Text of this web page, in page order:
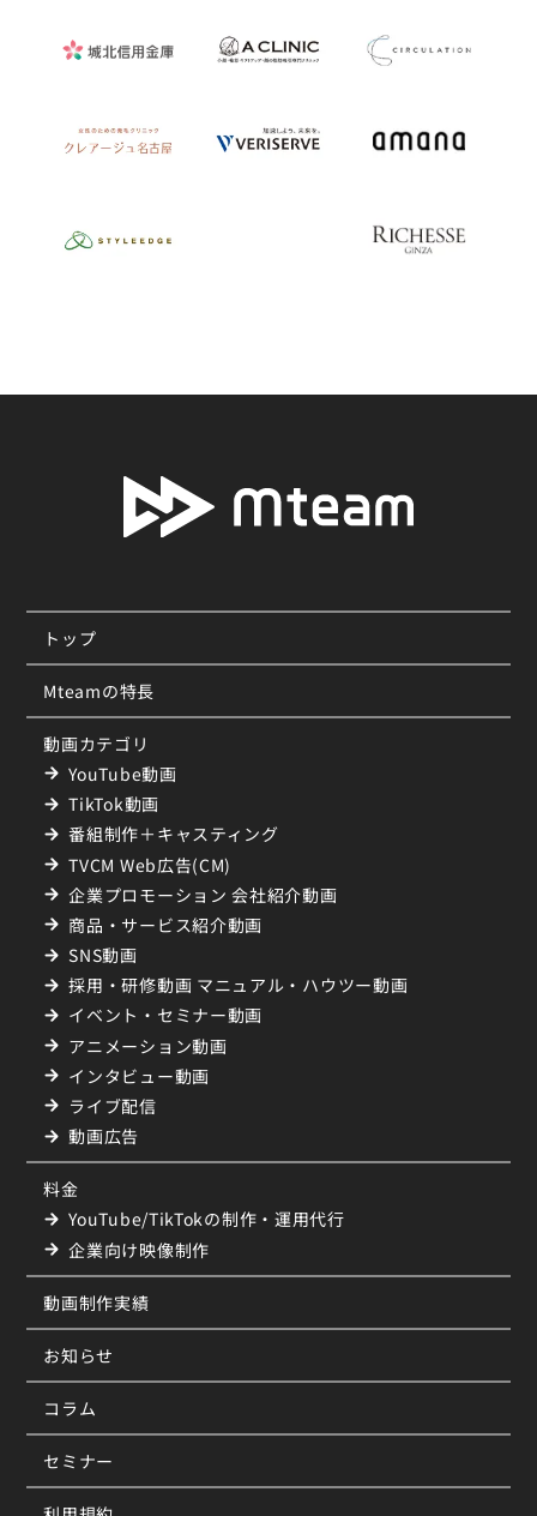
トップ
Mteamの特長
動画カテゴリ
YouTube動画
TikTok動画
番組制作＋キャスティング
TVCM Web広告(CM)
企業プロモーション 会社紹介動画
商品・サービス紹介動画
SNS動画
採用・研修動画 マニュアル・ハウツー動画
イベント・セミナー動画
アニメーション動画
インタビュー動画
ライブ配信
動画広告
料金
YouTube/TikTokの制作・運用代行
企業向け映像制作
動画制作実績
お知らせ
コラム
セミナー